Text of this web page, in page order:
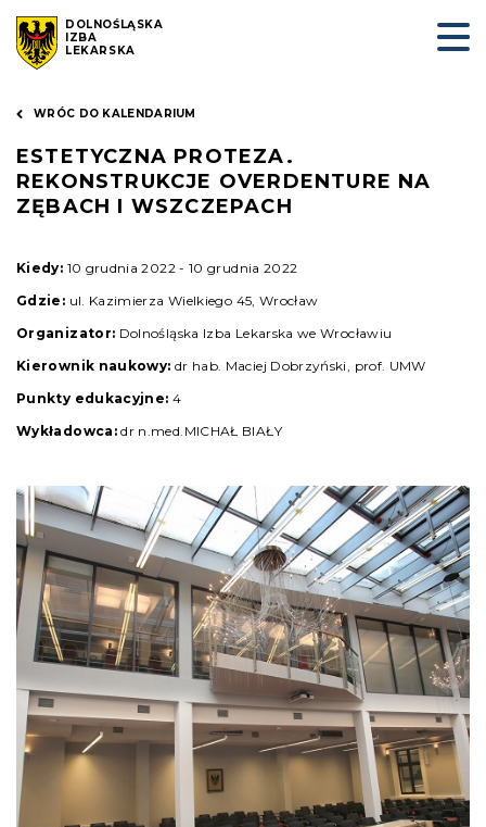
DOLNOŚLĄSKA
IZBA
LEKARSKA
WRÓC DO KALENDARIUM
ESTETYCZNA PROTEZA.
REKONSTRUKCJE OVERDENTURE NA
ZĘBACH I WSZCZEPACH
Kiedy: 10 grudnia 2022 - 10 grudnia 2022
Gdzie: ul. Kazimierza Wielkiego 45, Wrocław
Organizator: Dolnośląska Izba Lekarska we Wrocławiu
Kierownik naukowy: dr hab. Maciej Dobrzyński, prof. UMW
Punkty edukacyjne: 4
Wykładowca:dr n.med.MICHAŁ BIAŁY